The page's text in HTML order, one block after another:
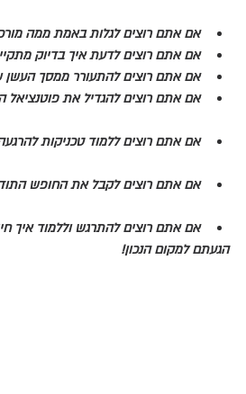
אם אתם רוצים לגלות באמת ממה
אם אתם רוצים לדעת איך בדיוק
אם אתם רוצים להתעורר ממסך העשן
אם אתם רוצים להגדיל את פוטנציאל
אם אתם רוצים ללמוד טכניקות
אם אתם רוצים לקבל את החופש
אם אתם רוצים להתרגש וללמוד איך
הגעתם למקום הנכון!